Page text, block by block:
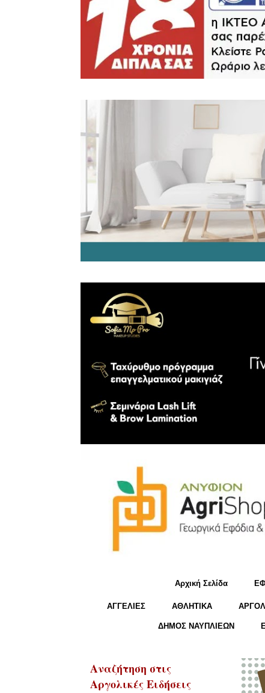
Αρχική Σελίδα
ΑΓΓΕΛΙΕΣ ΑΘΛΗΤΙΚΑ
ΔΗΜΟΣ ΝΑΥΠΛΙΕΩΝ
Αναζήτηση στις
Αργολικές Ειδήσεις